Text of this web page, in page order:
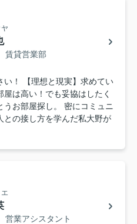
貸営業部
い！ 【理想と現実】求めてい
は高い！でも妥協はしたく
お部屋探し。 密にコミュニ
との接し方を学んだ私大野が
業アシスタント